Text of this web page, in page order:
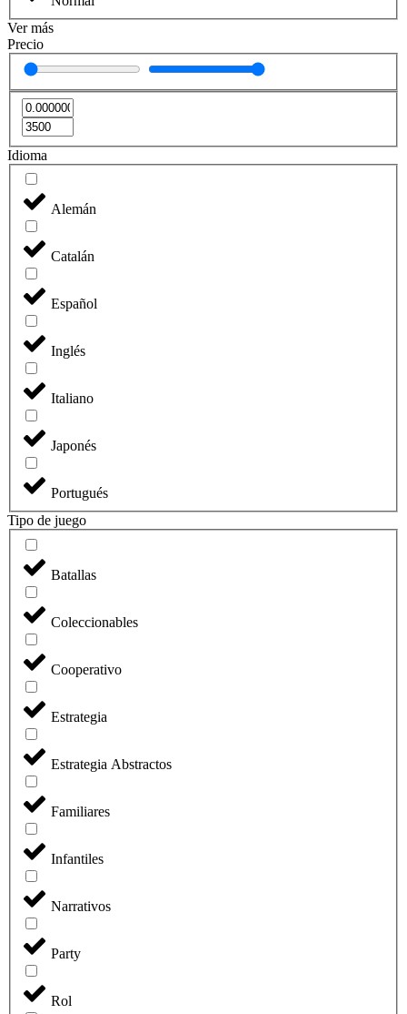
Ver más
Precio
Idioma
Alemán
Catalán
Español
Inglés
Italiano
Japonés
Portugués
Tipo de juego
Batallas
Coleccionables
Cooperativo
Estrategia
Estrategia Abstractos
Familiares
Infantiles
Narrativos
Party
Rol